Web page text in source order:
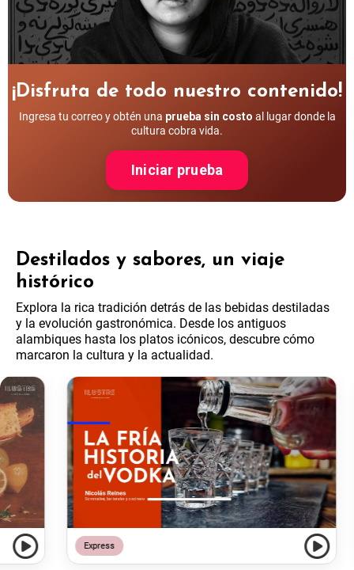
¡Disfruta de todo nuestro contenido!
Ingresa tu correo y obtén una prueba sin costo al lugar donde la
cultura cobra vida.
Iniciar prueba
Destilados y sabores, un viaje
histórico
Explora la rica tradición detrás de las bebidas destiladas
y la evolución gastronómica. Desde los antiguos
alambiques hasta los platos icónicos, descubre cómo
marcaron la cultura y la actualidad.
Express